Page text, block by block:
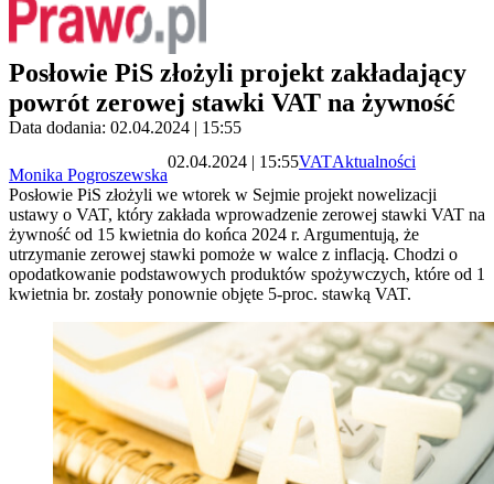
Posłowie PiS złożyli projekt zakładający
powrót zerowej stawki VAT na żywność
Data dodania: 02.04.2024 | 15:55
Monika Pogroszewska
02.04.2024 | 15:55VATAktualności
Posłowie PiS złożyli we wtorek w Sejmie projekt nowelizacji
ustawy o VAT, który zakłada wprowadzenie zerowej stawki VAT na
żywność od 15 kwietnia do końca 2024 r. Argumentują, że
utrzymanie zerowej stawki pomoże w walce z inflacją. Chodzi o
opodatkowanie podstawowych produktów spożywczych, które od 1
kwietnia br. zostały ponownie objęte 5-proc. stawką VAT.